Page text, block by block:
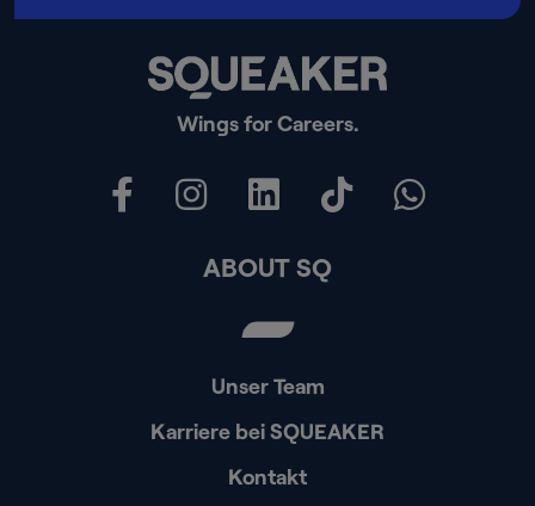
Wings for Careers.
ABOUT SQ
Unser Team
Karriere bei SQUEAKER
Kontakt